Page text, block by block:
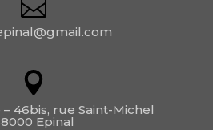
46bis, rue Saint-Michel
Epinal